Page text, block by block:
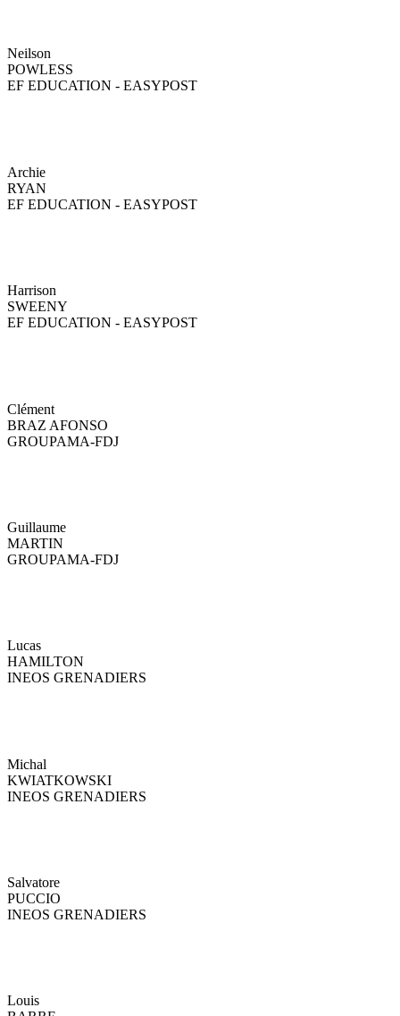
Neilson
POWLESS
EF EDUCATION - EASYPOST
Archie
RYAN
EF EDUCATION - EASYPOST
Harrison
SWEENY
EF EDUCATION - EASYPOST
Clément
BRAZ AFONSO
GROUPAMA-FDJ
Guillaume
MARTIN
GROUPAMA-FDJ
Lucas
HAMILTON
INEOS GRENADIERS
Michal
KWIATKOWSKI
INEOS GRENADIERS
Salvatore
PUCCIO
INEOS GRENADIERS
Louis